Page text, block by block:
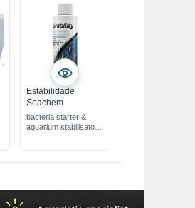
Estabilidade
Seachem
bacteria starter &
aquarium stabilisator